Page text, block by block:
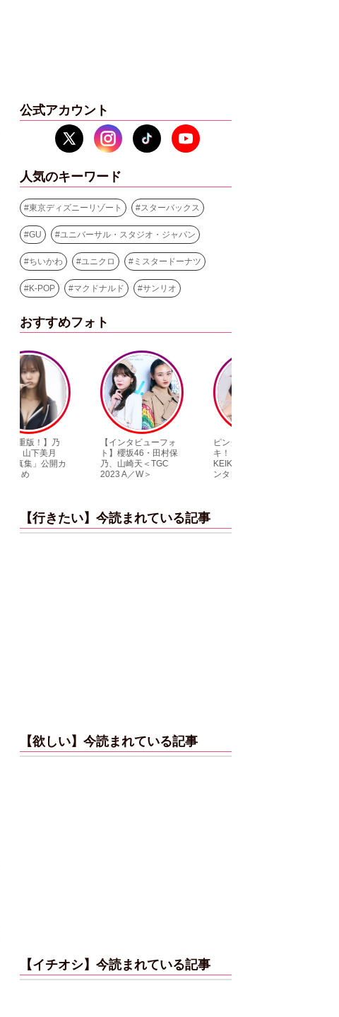
公式アカウント
人気のキーワード
#東京ディズニーリゾート #スターバックス
#GU #ユニバーサル・スタジオ・ジャパン
#ちいかわ #ユニクロ # ミスタードーナツ
#K-POP #マクドナルド #サンリオ
おすすめフォト
【インタビューフォ
ト】櫻坂46・田村保
乃、山崎天＜TGC
ピンクの衣装がステ
キ！ 「ME:I」MIU＆
KEIKO撮り下ろしイ
ンタビューフォト
【行きたい】今読まれている記事
【欲しい】今読まれている記事
【イチオシ】今読まれている記事